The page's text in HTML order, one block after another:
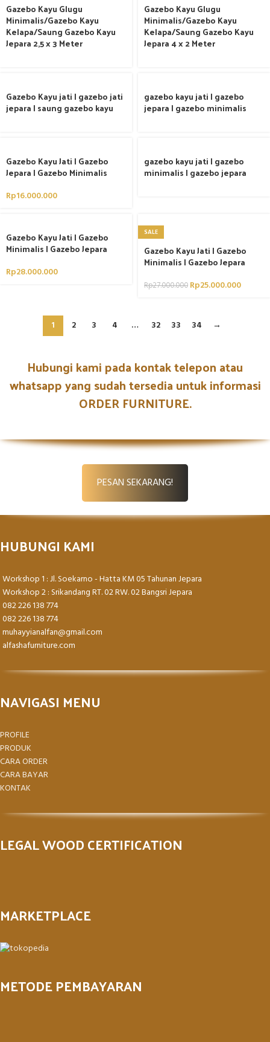
Gazebo Kayu Glugu
Minimalis/Gazebo Kayu
Kelapa/Saung Gazebo Kayu
Jepara 2,5 x 3 Meter
Gazebo Kayu Glugu
Minimalis/Gazebo Kayu
Kelapa/Saung Gazebo Kayu
Jepara 4 x 2 Meter
Gazebo Kayu jati | gazebo jati
jepara | saung gazebo kayu
gazebo kayu jati | gazebo
jepara | gazebo minimalis
Gazebo Kayu Jati | Gazebo
Jepara | Gazebo Minimalis
Rp16.000.000
gazebo kayu jati | gazebo
minimalis | gazebo jepara
Gazebo Kayu Jati | Gazebo
Minimalis | Gazebo Jepara
Rp28.000.000
SALE
Gazebo Kayu Jati | Gazebo
Minimalis | Gazebo Jepara
Rp27.000.000 Rp25.000.000
1 2 3 4 … 32 33 34 →
Hubungi kami pada kontak telepon atau
whatsapp yang sudah tersedia untuk informasi
ORDER FURNITURE.
PESAN SEKARANG!
HUBUNGI KAMI
Workshop 1 : Jl. Soekarno - Hatta KM 05 Tahunan Jepara
Workshop 2 : Srikandang RT. 02 RW. 02 Bangsri Jepara
082 226 138 774
082 226 138 774
muhayyianalfan@gmail.com
alfashafurniture.com
NAVIGASI MENU
PROFILE
PRODUK
CARA ORDER
CARA BAYAR
KONTAK
LEGAL WOOD CERTIFICATION
MARKETPLACE
METODE PEMBAYARAN